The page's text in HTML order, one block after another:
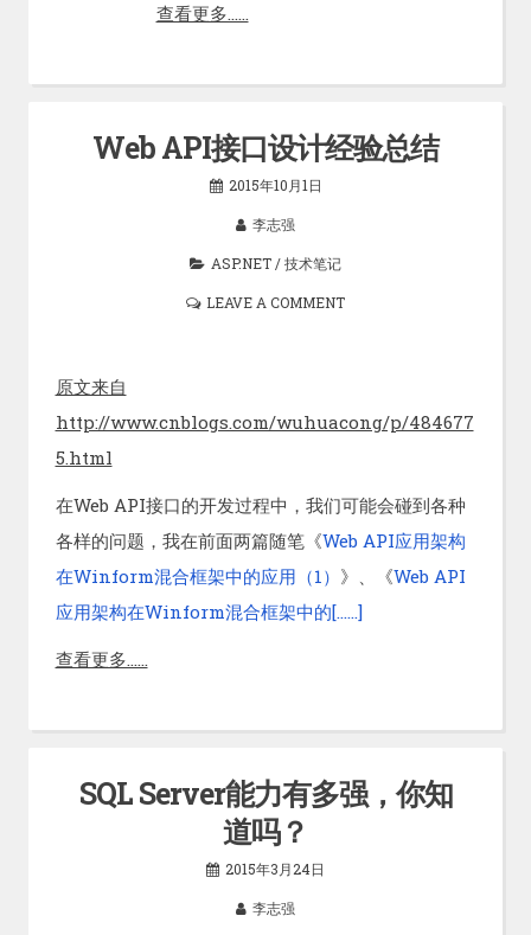
查看更多……
Web API接口设计经验总结
2015年10月1日
李志强
ASP.NET /技术笔记
LEAVE A COMMENT
原文来自
http://www.cnblogs.com/wuhuacong/p/484677
5.html
在Web API接口的开发过程中，我们可能会碰到各种
各样的问题，我在前面两篇随笔《Web API应用架构
在Winform混合框架中的应用（1） 》、《Web API
应用架构在Winform混合框架中的[……]
查看更多……
SQL Server能力有多强，你知
道吗？
2015年3月24日
李志强